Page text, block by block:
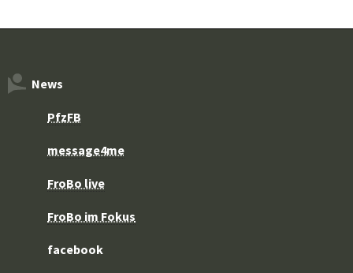
News
PfzFB
message4me
FroBo live
FroBo im Fokus
facebook